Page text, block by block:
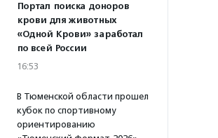
Портал поиска доноров
крови для животных
«Одной Крови» заработал
по всей России
16:53
В Тюменской области прошел
кубок по спортивному
ориентированию